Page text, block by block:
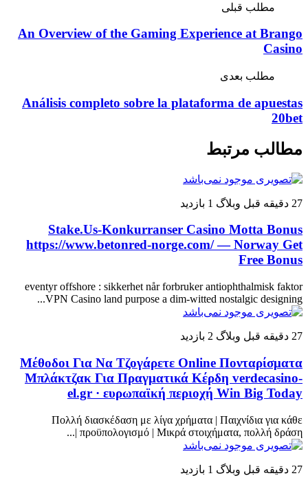
مطلب قبلی
An Overview of the Gaming Experience at Brango
Casino
مطلب بعدی
Análisis completo sobre la plataforma de apuestas
20bet
مطالب مرتبط
27 دقیقه قبل وبلاگ 1 بازدید
Stake.Us-Konkurranser Casino Motta Bonus
https://www.betonred-norge.com/ — Norway Get
Free Bonus
eventyr offshore : sikkerhet når forbruker antiophthalmisk faktor
VPN Casino land purpose a dim-witted nostalgic designing...
27 دقیقه قبل وبلاگ 2 بازدید
Μέθοδοι Για Να Τζογάρετε Online Πονταρίσματα
Μπλάκτζακ Για Πραγματικά Κέρδη verdecasino-
el.gr · ευρωπαϊκή περιοχή Win Big Today
Πολλή διασκέδαση με λίγα χρήματα | Παιχνίδια για κάθε
προϋπολογισμό | Μικρά στοιχήματα, πολλή δράση |...
27 دقیقه قبل وبلاگ 1 بازدید